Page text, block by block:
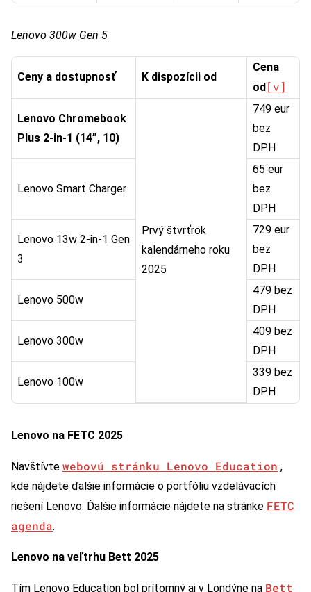
Lenovo 300w Gen 5
Ceny a dostupnosť K dispozícii od
Cena
od [v]
Lenovo Chromebook
Plus 2-in-1 (14”, 10)
Prvý štvrťrok
kalendárneho roku
2025
749 eur
bez
DPH
Lenovo Smart Charger
65 eur
bez
DPH
Lenovo 13w 2-in-1 Gen
3
729 eur
bez
DPH
Lenovo 500w
479 bez
DPH
Lenovo 300w
409 bez
DPH
Lenovo 100w
339 bez
DPH
Lenovo na FETC 2025
Navštívte webovú stránku Lenovo Education ,
kde nájdete ďalšie informácie o portfóliu vzdelávacích
riešení Lenovo. Ďalšie informácie nájdete na stránke FETC
agenda.
Lenovo na veľtrhu Bett 2025
Tím Lenovo Education bol prítomný aj v Londýne na Bett